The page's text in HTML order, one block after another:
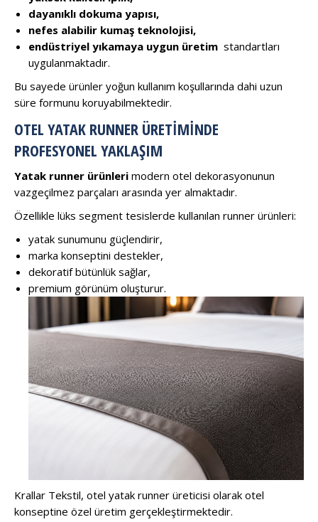
dayanıklı dokuma yapısı,
nefes alabilir kumaş teknolojisi,
endüstriyel yıkamaya uygun üretim standartları
uygulanmaktadır.
Bu sayede ürünler yoğun kullanım koşullarında dahi uzun
süre formunu koruyabilmektedir.
OTEL YATAK RUNNER ÜRETIMINDE
PROFESYONEL YAKLAŞIM
Yatak runner ürünleri modern otel dekorasyonunun
vazgeçilmez parçaları arasında yer almaktadır.
Özellikle lüks segment tesislerde kullanılan runner ürünleri:
yatak sunumunu güçlendirir,
marka konseptini destekler,
dekoratif bütünlük sağlar,
premium görünüm oluşturur.
Krallar Tekstil, otel yatak runner üreticisi olarak otel
konseptine özel üretim gerçekleştirmektedir.